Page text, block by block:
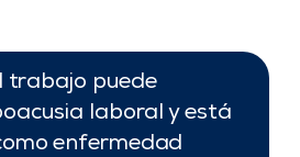
trabajo puede
laboral y está
enfermedad